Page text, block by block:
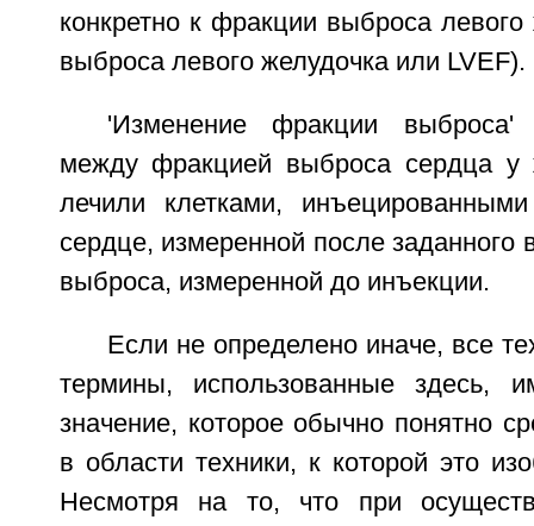
конкретно к фракции выброса
выброса левого желудочка или LVEF).
'Изменение фракции выброса'
между фракцией выброса сердца у
лечили клетками,
сердце, измеренной после
выброса, измеренной до инъекции.
Если не определено иначе, все
термины, использованные здесь,
значение, которое обычно понятно
в области техники, к которой это
Несмотря на то, что при